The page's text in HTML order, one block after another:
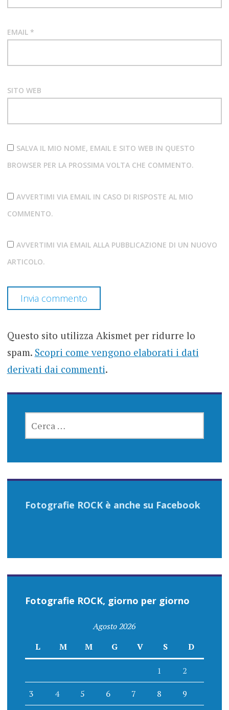
EMAIL *
SITO WEB
SALVA IL MIO NOME, EMAIL E SITO WEB IN QUESTO
BROWSER PER LA PROSSIMA VOLTA CHE COMMENTO.
AVVERTIMI VIA EMAIL IN CASO DI RISPOSTE AL MIO
COMMENTO.
AVVERTIMI VIA EMAIL ALLA PUBBLICAZIONE DI UN NUOVO
ARTICOLO.
Questo sito utilizza Akismet per ridurre lo
spam. Scopri come vengono elaborati i dati
derivati dai commenti.
PER:
Fotografie ROCK è anche su Facebook
Fotografie ROCK, giorno per giorno
Agosto 2026
L
M M G V S D
1 2
3 4 5 6 7 8 9